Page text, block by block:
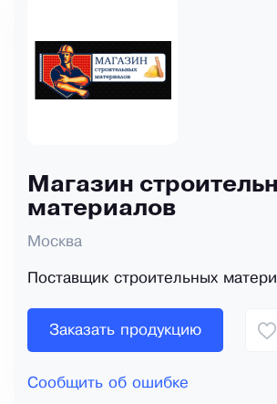
Магазин
материалов
Москва
Поставщик строительных
Заказать продукцию
Сообщить об ошибке